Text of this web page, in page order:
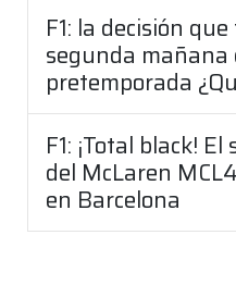
F1: la decisión
segunda mañana
pretemporada
F1: ¡Total black!
del McLaren
en Barcelona